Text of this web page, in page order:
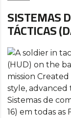
SISTEMAS
TÁCTICAS
Sistemas de
16) em todas